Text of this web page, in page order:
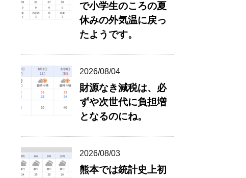
で小学生のころの夏
休みの外気温に戻っ
たようです。
2026/08/04
財源なき減税は、必
ずや次世代に負担増
となるのにね。
2026/08/03
熊本では統計史上初